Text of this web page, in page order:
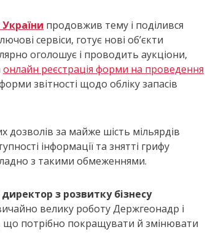
продовжив тему і поділився
сервіси, готує нові об’єкти
оголошує і проводить аукціони,
онлайн реєстрація форми на проведення
звітності щодо обліку запасів
дозволів за майже шість мільярдів
інформації та знятті грифу
з такими обмеженнями.
з розвитку бізнесу
велику роботу Держгеонадр і
що потрібно покращувати й змінювати